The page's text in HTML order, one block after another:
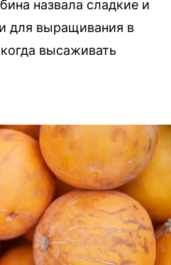
назвала сладкие и
для выращивания в
высаживать